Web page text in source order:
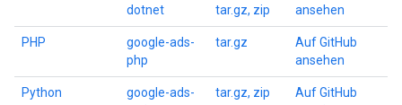
dotnet
tar.gz, zip
ansehen
PHP
google-ads-
php
tar.gz
Auf GitHub
ansehen
Python
google-ads-
tar.gz, zip
Auf GitHub